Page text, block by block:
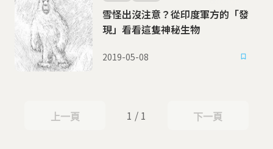
雪怪出沒注意？從印度軍方的「發
現」看看這隻神秘生物
2019-05-08
上一頁
上一頁 1 / 1 下一頁
下一頁